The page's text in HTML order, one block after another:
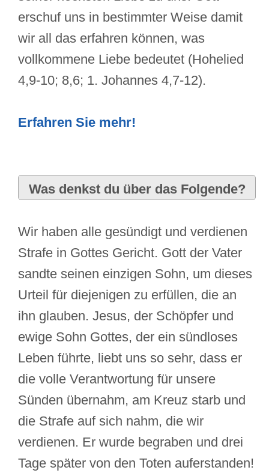
erschuf uns in bestimmter Weise damit
wir all das erfahren können, was
vollkommene Liebe bedeutet (Hohelied
4,9-10; 8,6; 1. Johannes 4,7-12).
Erfahren Sie mehr!
Was denkst du über das Folgende?
Wir haben alle gesündigt und verdienen
Strafe in Gottes Gericht. Gott der Vater
sandte seinen einzigen Sohn, um dieses
Urteil für diejenigen zu erfüllen, die an
ihn glauben. Jesus, der Schöpfer und
ewige Sohn Gottes, der ein sündloses
Leben führte, liebt uns so sehr, dass er
die volle Verantwortung für unsere
Sünden übernahm, am Kreuz starb und
die Strafe auf sich nahm, die wir
verdienen. Er wurde begraben und drei
Tage später von den Toten auferstanden!